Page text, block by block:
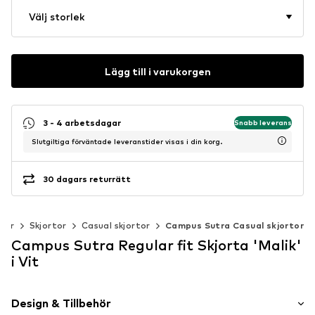
Välj storlek
Lägg till i varukorgen
3 - 4 arbetsdagar Snabb leverans
Slutgiltiga förväntade leveranstider visas i din korg.
30 dagars returrätt
Skjortor Casual skjortor Campus Sutra Casual skjortor
Campus Sutra Regular fit Skjorta 'Malik'
i Vit
Design & Tillbehör